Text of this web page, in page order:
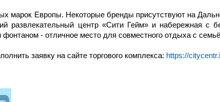
марок Европы. Некоторые бренды присутствуют на
развлекательный центр «Сити Гейм» и набережная с
- отличное место для совместного отдыха с
заявку на сайте торгового комплекса: https://